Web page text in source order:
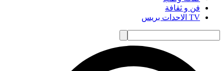
فن و ثقافة
TV الاحدات بريس